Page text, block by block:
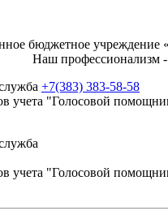
бюджетное учреждение
- Ваше
+7(383) 383-58-58
учета "Голосовой
учета "Голосовой